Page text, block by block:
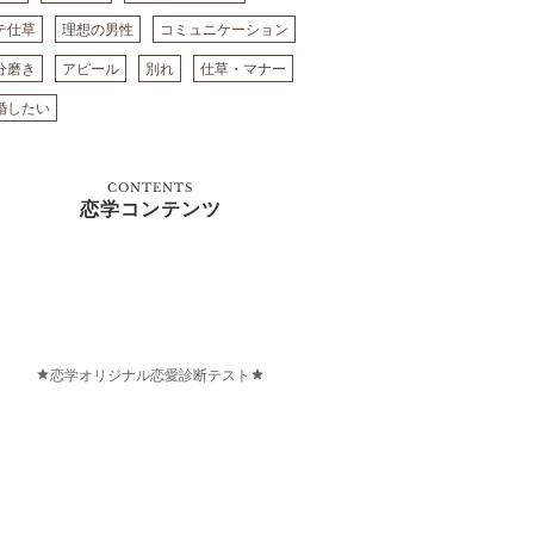
仕草 理想の男性 コミュニケーション
磨き アピール 別れ 仕草・マナー
したい
CONTENTS
恋学コンテンツ
恋学オリジナル恋愛診断テスト